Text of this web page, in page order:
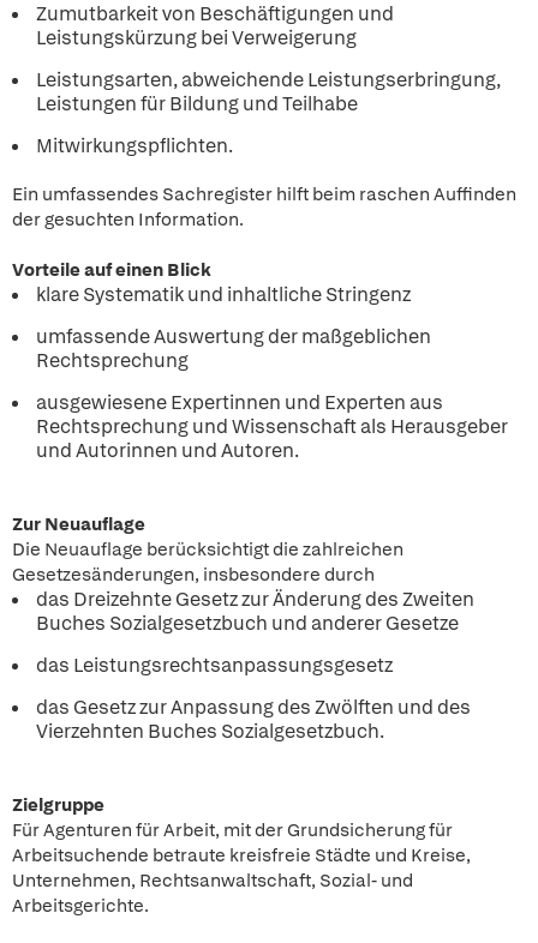
Zumutbarkeit von Beschäftigungen und
Leistungskürzung bei Verweigerung
Leistungsarten, abweichende Leistungserbringung,
Leistungen für Bildung und Teilhabe
Mitwirkungspflichten.
Ein umfassendes Sachregister hilft beim raschen Auffinden
der gesuchten Information.
Vorteile auf einen Blick
klare Systematik und inhaltliche Stringenz
umfassende Auswertung der maßgeblichen
Rechtsprechung
ausgewiesene Expertinnen und Experten aus
Rechtsprechung und Wissenschaft als Herausgeber
und Autorinnen und Autoren.
Zur Neuauflage
Die Neuauflage berücksichtigt die zahlreichen
Gesetzesänderungen, insbesondere durch
das Dreizehnte Gesetz zur Änderung des Zweiten
Buches Sozialgesetzbuch und anderer Gesetze
das Leistungsrechtsanpassungsgesetz
das Gesetz zur Anpassung des Zwölften und des
Vierzehnten Buches Sozialgesetzbuch.
Zielgruppe
Für Agenturen für Arbeit, mit der Grundsicherung für
Arbeitsuchende betraute kreisfreie Städte und Kreise,
Unternehmen, Rechtsanwaltschaft, Sozial- und
Arbeitsgerichte.